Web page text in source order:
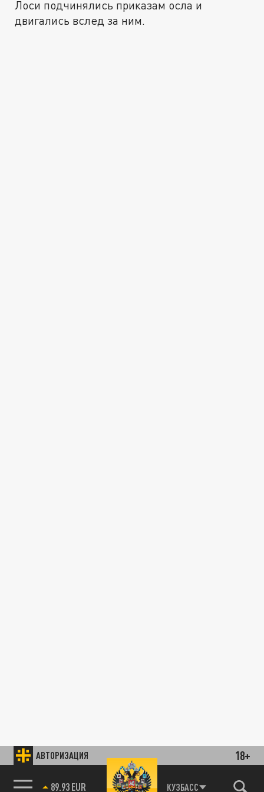
АВТОРИЗАЦИЯ 18+
89.93 EUR КУЗБАСС
Лоси подчинялись приказам осла и
двигались вслед за ним.